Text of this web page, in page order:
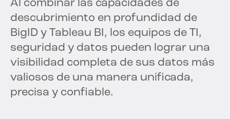
Al combinar las capacidades de
descubrimiento en profundidad de
BigID y Tableau BI, los equipos de TI,
seguridad y datos pueden lograr una
visibilidad completa de sus datos más
valiosos de una manera unificada,
precisa y confiable.